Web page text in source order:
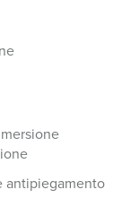
antipiegamento